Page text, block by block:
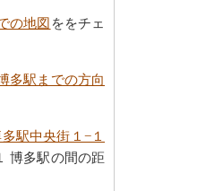
の地図 ををチェ
多駅までの方向
駅中央街１−１
博多駅の間の距